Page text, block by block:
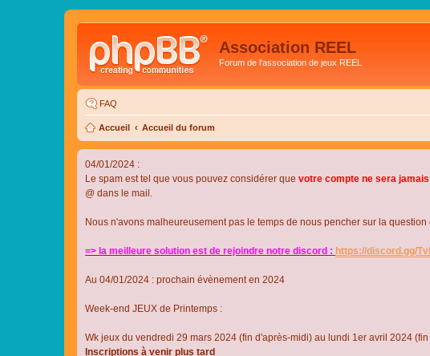
Association REEL
Forum de l'association de jeux REEL
FAQ
Accueil Accueil du forum
04/01/2024 :
Le spam est tel que vous pouvez considérer que votre compte ne sera
@ dans le mail.
Nous n'avons malheureusement pas le temps de nous pencher sur la question
=> la meilleure solution est de rejoindre notre discord : https://discord.gg/
Au 04/01/2024 : prochain évènement en 2024
Week-end JEUX de Printemps :
Wk jeux du vendredi 29 mars 2024 (fin d'après-midi) au lundi 1er avril 2024
Inscriptions à venir plus tard